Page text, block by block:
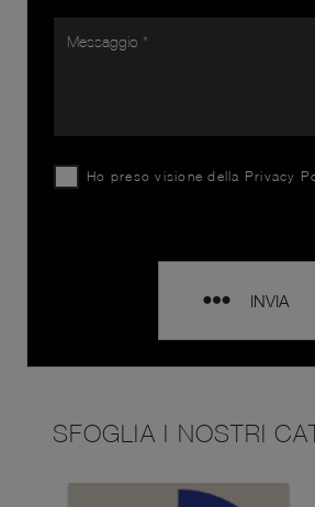
Ho preso visione della Privacy
INVIA
SFOGLIA I NOSTRI